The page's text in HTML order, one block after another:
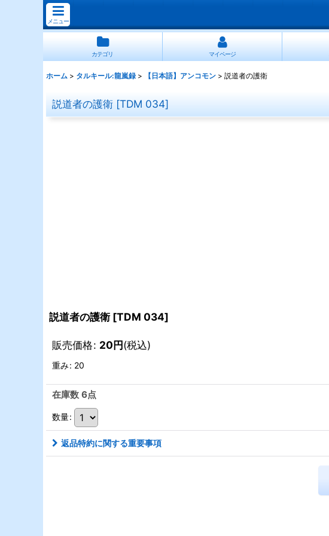
メニュー
カテゴリ マイページ
ホーム > タルキール:龍嵐録 > 【日本語】アンコモン > 説道者の護衛
説道者の護衛 [TDM 034]
説道者の護衛 [TDM 034]
販売価格: 20円(税込)
重み: 20
在庫数 6点
数量:
返品特約に関する重要事項